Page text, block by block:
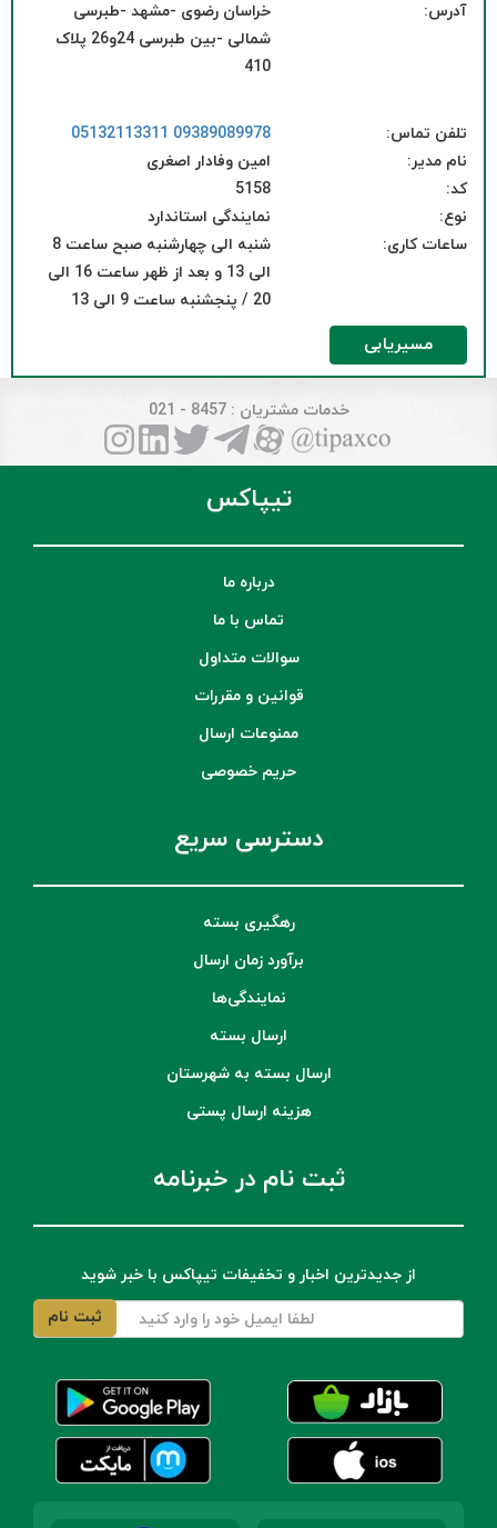
آدرس:
خراسان رضوی -مشهد -طبرسی
شمالی -بین طبرسی 24و26 پلاک
410
تلفن تماس: 09389089978
05132113311
نام مدیر:
امین وفادار اصغری
کد:
5158
نوع:
نمایندگی استاندارد
ساعات کاری:
شنبه الی چهارشنبه صبح ساعت 8
الی 13 و بعد از ظهر ساعت 16 الی
20 / پنجشنبه ساعت 9 الی 13
مسیریابی
خدمات مشتریان : 8457 - 021
تیپاکس
درباره ما
تماس با ما
سوالات متداول
قوانین و مقررات
ممنوعات ارسال
حریم خصوصی
دسترسی سریع
رهگیری بسته
برآورد زمان ارسال
نمایندگی‌ها
ارسال بسته
ارسال بسته به شهرستان
هزینه ارسال پستی
ثبت نام در خبرنامه
از جدیدترین اخبار و تخفیفات تیپاکس با خبر شوید